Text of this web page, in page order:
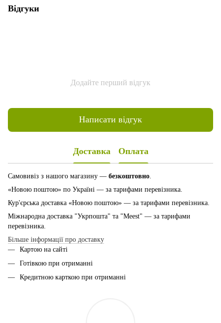
Відгуки
Додайте перший відгук
Написати відгук
Доставка Оплата
Самовивіз з нашого магазину — безкоштовно
«Новою поштою» по Україні — за тарифами перевізника.
Кур'єрська доставка «Новою поштою» — за тарифами перевізника.
Міжнародна доставка "Укрпошта" та "Meest" — за тарифами
перевізника.
Більше інформації про доставку
Картою на сайті
Готівкою при отриманні
Кредитною карткою при отриманні